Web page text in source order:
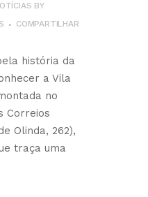
BY
COMPARTILHAR
história da
a Vila
no
Correios
Olinda, 262),
traça uma